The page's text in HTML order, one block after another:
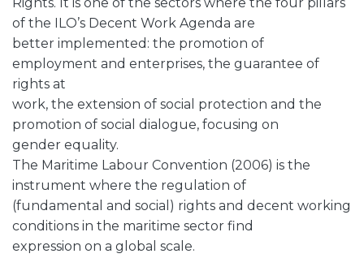
of the ILO’s Decent Work Agenda are
better implemented: the promotion of
employment and enterprises, the guarantee of
rights at
work, the extension of social protection and the
promotion of social dialogue, focusing on
gender equality.
The Maritime Labour Convention (2006) is the
instrument where the regulation of
(fundamental and social) rights and decent working
conditions in the maritime sector find
expression on a global scale.